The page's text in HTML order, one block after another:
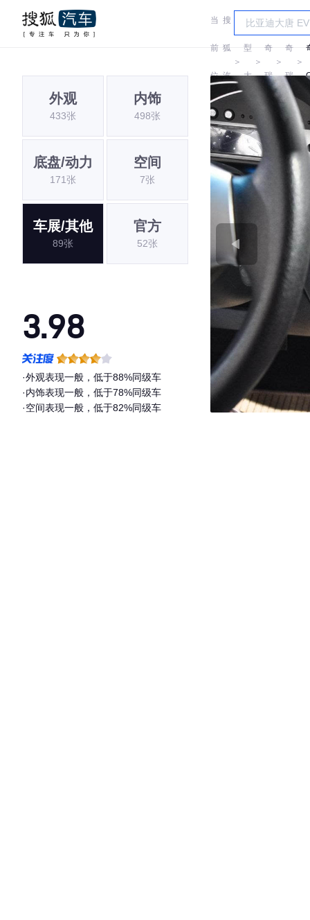
当
前
位
置:
搜
狐
汽
＞
车
型
大
＞
奇
瑞
＞
奇
瑞
＞
外观
433张
内饰
498张
底盘/动力
171张
空间
7张
车展/其他
89张
官方
52张
3.98
·外观表现一般，低于88%同级车
·内饰表现一般，低于78%同级车
·空间表现一般，低于82%同级车